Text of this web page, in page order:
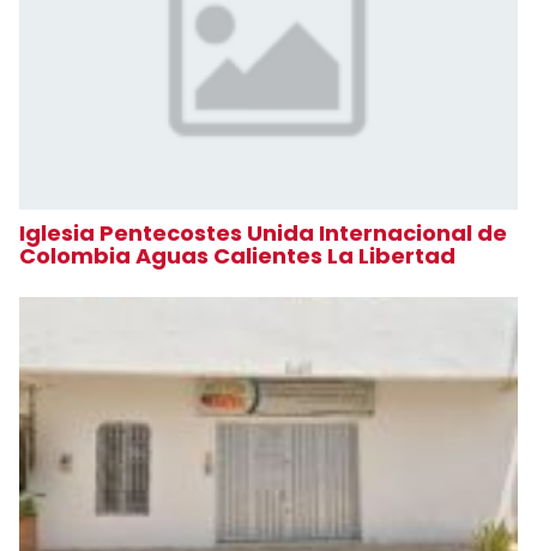
Iglesia Pentecostes Unida Internacional de
Colombia Aguas Calientes La Libertad